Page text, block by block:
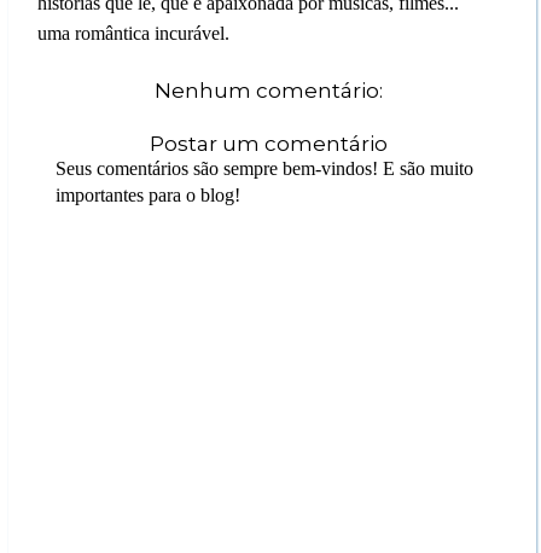
uma romântica incurável.
Nenhum comentário:
Postar um comentário
Seus comentários são sempre bem-vindos! E são muito
importantes para o blog!